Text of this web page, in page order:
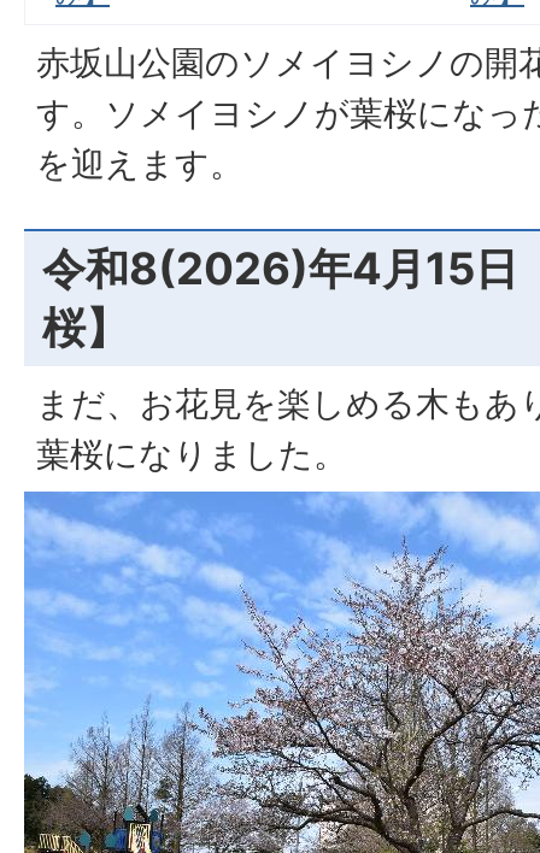
赤坂山公園のソメイヨシノの開
す。ソメイヨシノが葉桜になっ
を迎えます。
令和8(2026)年4月15日
桜】
まだ、お花見を楽しめる木もあ
葉桜になりました。